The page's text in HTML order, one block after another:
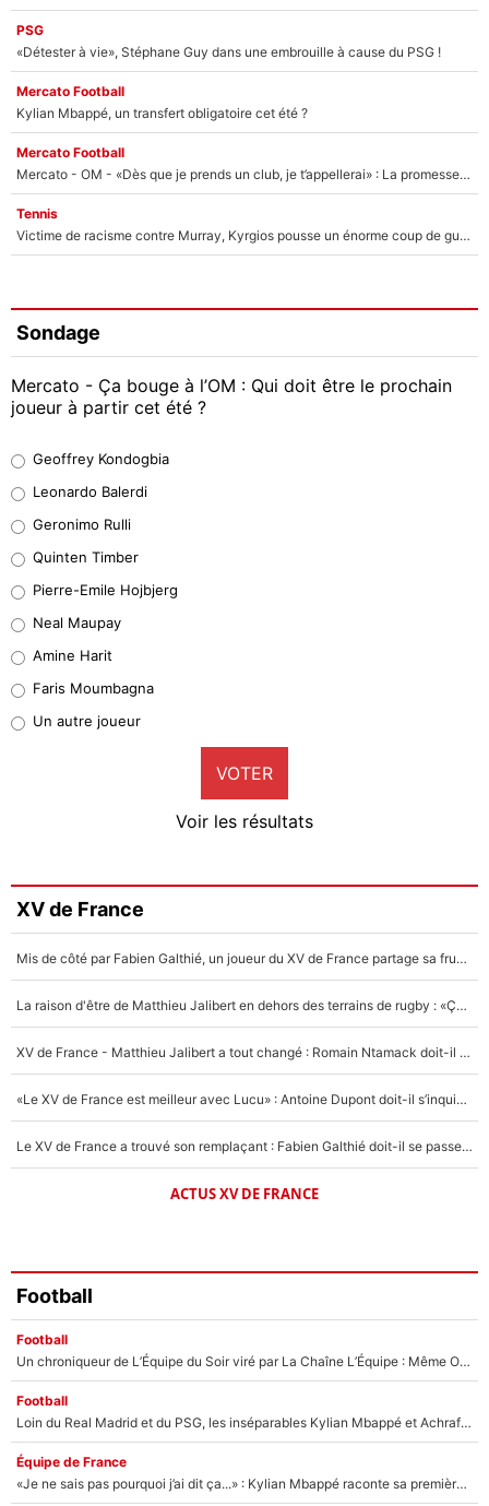
PSG
«Détester à vie», Stéphane Guy dans une embrouille à cause du PSG !
Mercato Football
Kylian Mbappé, un transfert obligatoire cet été ?
Mercato Football
Mercato - OM - «Dès que je prends un club, je t’appellerai» : La promesse de Marcelino au moment de claquer la porte
Tennis
Victime de racisme contre Murray, Kyrgios pousse un énorme coup de gueule !
Sondage
Mercato - Ça bouge à l’OM : Qui doit être le prochain
joueur à partir cet été ?
38%
32%
5%
1%
9%
Faris Moumbagna
4%
Un autre joueur
5%
Geoffrey Kondogbia
Leonardo Balerdi
Geronimo Rulli
Quinten Timber
Pierre-Emile Hojbjerg
Neal Maupay
Amine Harit
Faris Moumbagna
Un autre joueur
VOTER
Voir les résultats
XV de France
Mis de côté par Fabien Galthié, un joueur du XV de France partage sa frustration : «ils ne me l’ont pas dit tout de suite»
La raison d'être de Matthieu Jalibert en dehors des terrains de rugby : «Ça m'atteint autant que si tu touches à un membre de ma famille»
XV de France - Matthieu Jalibert a tout changé : Romain Ntamack doit-il s’inquiéter pour sa place à un an de la Coupe du monde ?
«Le XV de France est meilleur avec Lucu» : Antoine Dupont doit-il s’inquiéter pour sa place ?
Le XV de France a trouvé son remplaçant : Fabien Galthié doit-il se passer d'Antoine Dupont ?
ACTUS XV DE FRANCE
Football
Football
Un chroniqueur de L’Équipe du Soir viré par La Chaîne L’Équipe : Même Olivier Ménard n’avait pas pu empêcher son départ, «je l’ai appris sur Twitter, je l’ai vécu assez mal»
Football
Loin du Real Madrid et du PSG, les inséparables Kylian Mbappé et Achraf Hakimi changent d'équipe le temps d'une journée !
Équipe de France
«Je ne sais pas pourquoi j’ai dit ça...» : Kylian Mbappé raconte sa première rencontre avec Zinédine Zidane (et c’est très drôle)